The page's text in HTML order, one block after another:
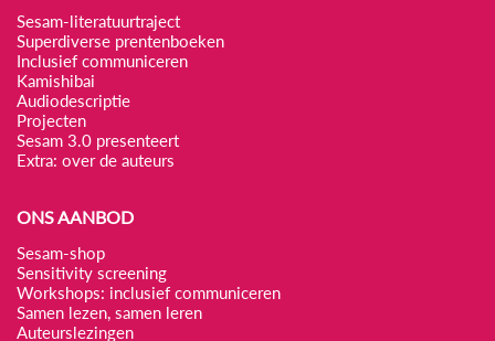
Sesam-literatuurtraject
Superdiverse prentenboeken
Inclusief communiceren
Kamishibai
Audiodescriptie
Projecten
Sesam 3.0 presenteert
Extra: over de auteurs
ONS AANBOD
Sesam-shop
Sensitivity screening
Workshops: inclusief communiceren
Samen lezen, samen leren
Auteurslezingen